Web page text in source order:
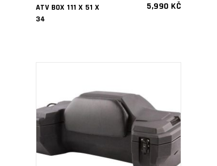
ATV BOX 111 X 51 X
34
5,990 KČ
PŘIDAT DO KOŠÍKU